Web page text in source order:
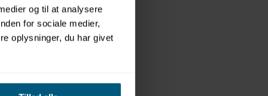
og til at analysere
for sociale medier,
oplysninger, du har givet